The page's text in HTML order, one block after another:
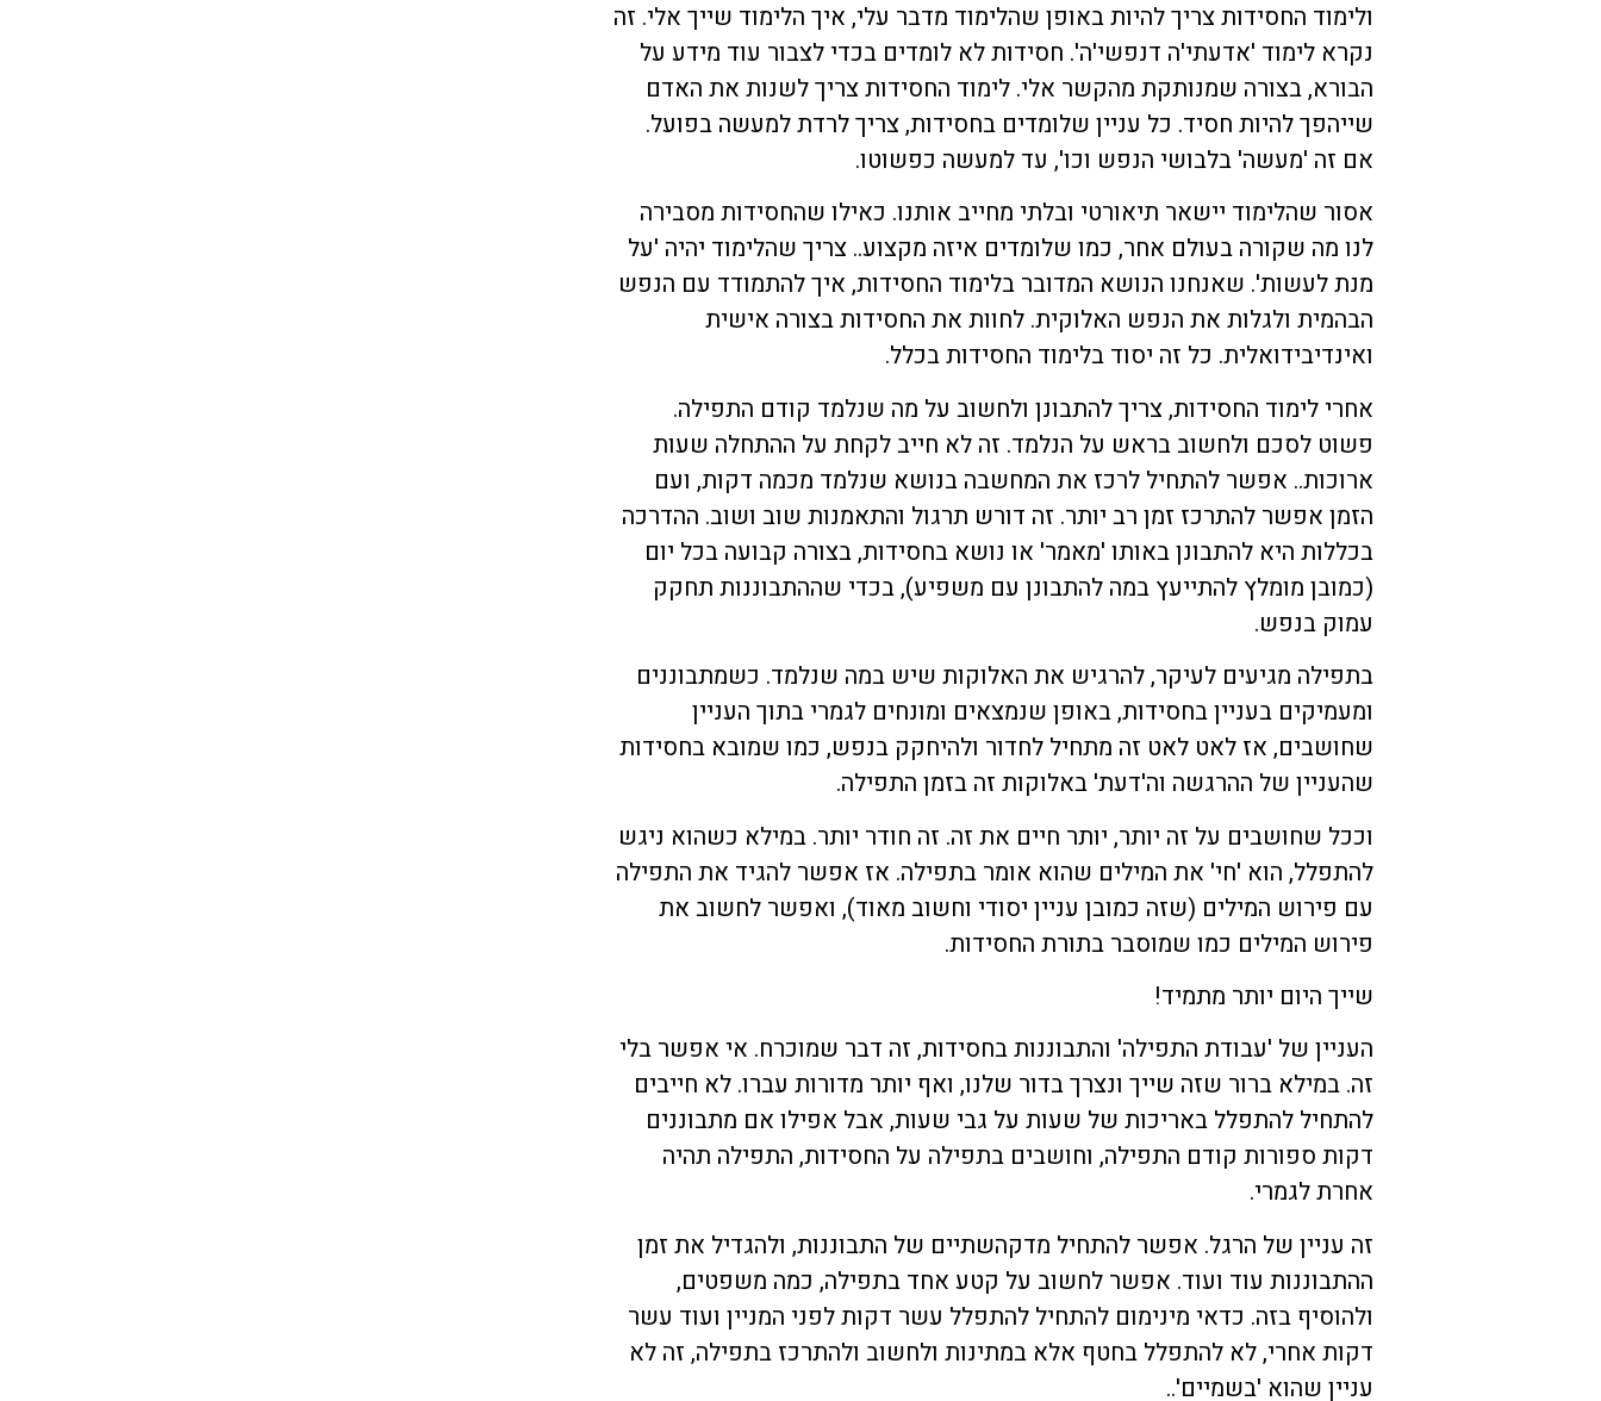
ולימוד החסידות צריך להיות באופן שהלימוד מדבר עלי, איך הלימוד שייך אלי. זה
נקרא לימוד 'אדעתי'ה דנפשי'ה'. חסידות לא לומדים בכדי לצבור עוד מידע על
הבורא, בצורה שמנותקת מהקשר אלי. לימוד החסידות צריך לשנות את האדם
שייהפך להיות חסיד. כל עניין שלומדים בחסידות, צריך לרדת למעשה בפועל.
אם זה 'מעשה' בלבושי הנפש וכו', עד למעשה כפשוטו.
אסור שהלימוד יישאר תיאורטי ובלתי מחייב אותנו. כאילו שהחסידות מסבירה
לנו מה שקורה בעולם אחר, כמו שלומדים איזה מקצוע.. צריך שהלימוד יהיה 'על
מנת לעשות'. שאנחנו הנושא המדובר בלימוד החסידות, איך להתמודד עם הנפש
הבהמית ולגלות את הנפש האלוקית. לחוות את החסידות בצורה אישית
ואינדיבידואלית. כל זה יסוד בלימוד החסידות בכלל.
אחרי לימוד החסידות, צריך להתבונן ולחשוב על מה שנלמד קודם התפילה.
פשוט לסכם ולחשוב בראש על הנלמד. זה לא חייב לקחת על ההתחלה שעות
ארוכות.. אפשר להתחיל לרכז את המחשבה בנושא שנלמד מכמה דקות, ועם
הזמן אפשר להתרכז זמן רב יותר. זה דורש תרגול והתאמנות שוב ושוב. ההדרכה
בכללות היא להתבונן באותו 'מאמר' או נושא בחסידות, בצורה קבועה בכל יום
(כמובן מומלץ להתייעץ במה להתבונן עם משפיע), בכדי שההתבוננות תחקק
עמוק בנפש.
בתפילה מגיעים לעיקר, להרגיש את האלוקות שיש במה שנלמד. כשמתבוננים
ומעמיקים בעניין בחסידות, באופן שנמצאים ומונחים לגמרי בתוך העניין
שחושבים, אז לאט לאט זה מתחיל לחדור ולהיחקק בנפש, כמו שמובא בחסידות
שהעניין של ההרגשה וה'דעת' באלוקות זה בזמן התפילה.
וככל שחושבים על זה יותר, יותר חיים את זה. זה חודר יותר. במילא כשהוא ניגש
להתפלל, הוא 'חי' את המילים שהוא אומר בתפילה. אז אפשר להגיד את התפילה
עם פירוש המילים (שזה כמובן עניין יסודי וחשוב מאוד), ואפשר לחשוב את
פירוש המילים כמו שמוסבר בתורת החסידות.
שייך היום יותר מתמיד!
העניין של 'עבודת התפילה' והתבוננות בחסידות, זה דבר שמוכרח. אי אפשר בלי
זה. במילא ברור שזה שייך ונצרך בדור שלנו, ואף יותר מדורות עברו. לא חייבים
להתחיל להתפלל באריכות של שעות על גבי שעות, אבל אפילו אם מתבוננים
דקות ספורות קודם התפילה, וחושבים בתפילה על החסידות, התפילה תהיה
אחרת לגמרי.
זה עניין של הרגל. אפשר להתחיל מדקהשתיים של התבוננות, ולהגדיל את זמן
ההתבוננות עוד ועוד. אפשר לחשוב על קטע אחד בתפילה, כמה משפטים,
ולהוסיף בזה. כדאי מינימום להתחיל להתפלל עשר דקות לפני המניין ועוד עשר
דקות אחרי, לא להתפלל בחטף אלא במתינות ולחשוב ולהתרכז בתפילה, זה לא
עניין שהוא 'בשמיים'..